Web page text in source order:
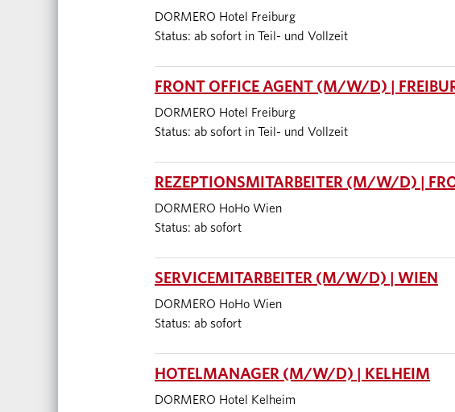
DORMERO Hotel Freiburg
Status: ab sofort in Teil- und Vollzeit
FRONT OFFICE AGENT (M/W/D) |
DORMERO Hotel Freiburg
Status: ab sofort in Teil- und Vollzeit
REZEPTIONSMITARBEITER (M/W/D) |
DORMERO HoHo Wien
Status: ab sofort
SERVICEMITARBEITER (M/W/D) | WIEN
DORMERO HoHo Wien
Status: ab sofort
HOTELMANAGER (M/W/D) | KELHEIM
DORMERO Hotel Kelheim